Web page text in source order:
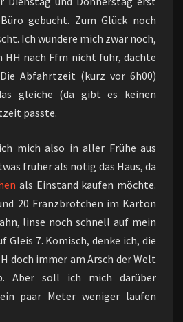
gebucht. Zum Glück noch
Ich wundere mich zwar noch,
HH nach Ffm nicht fuhr, dachte
Abfahrtzeit (kurz vor 6h00)
gleiche (da gibt es keinen
passte.
mich also in aller Frühe aus
früher als nötig das Haus, da
als Einstand kaufen möchte.
20 Franzbrötchen im Karton
linse noch schnell auf mein
Gleis 7. Komisch, denke ich, die
doch immeram Arsch der Welt
Aber soll ich mich darüber
paar Meter weniger laufen